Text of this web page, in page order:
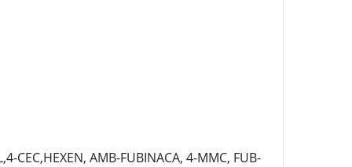
CEC,HEXEN, AMB-FUBINACA, 4-MMC, FUB-